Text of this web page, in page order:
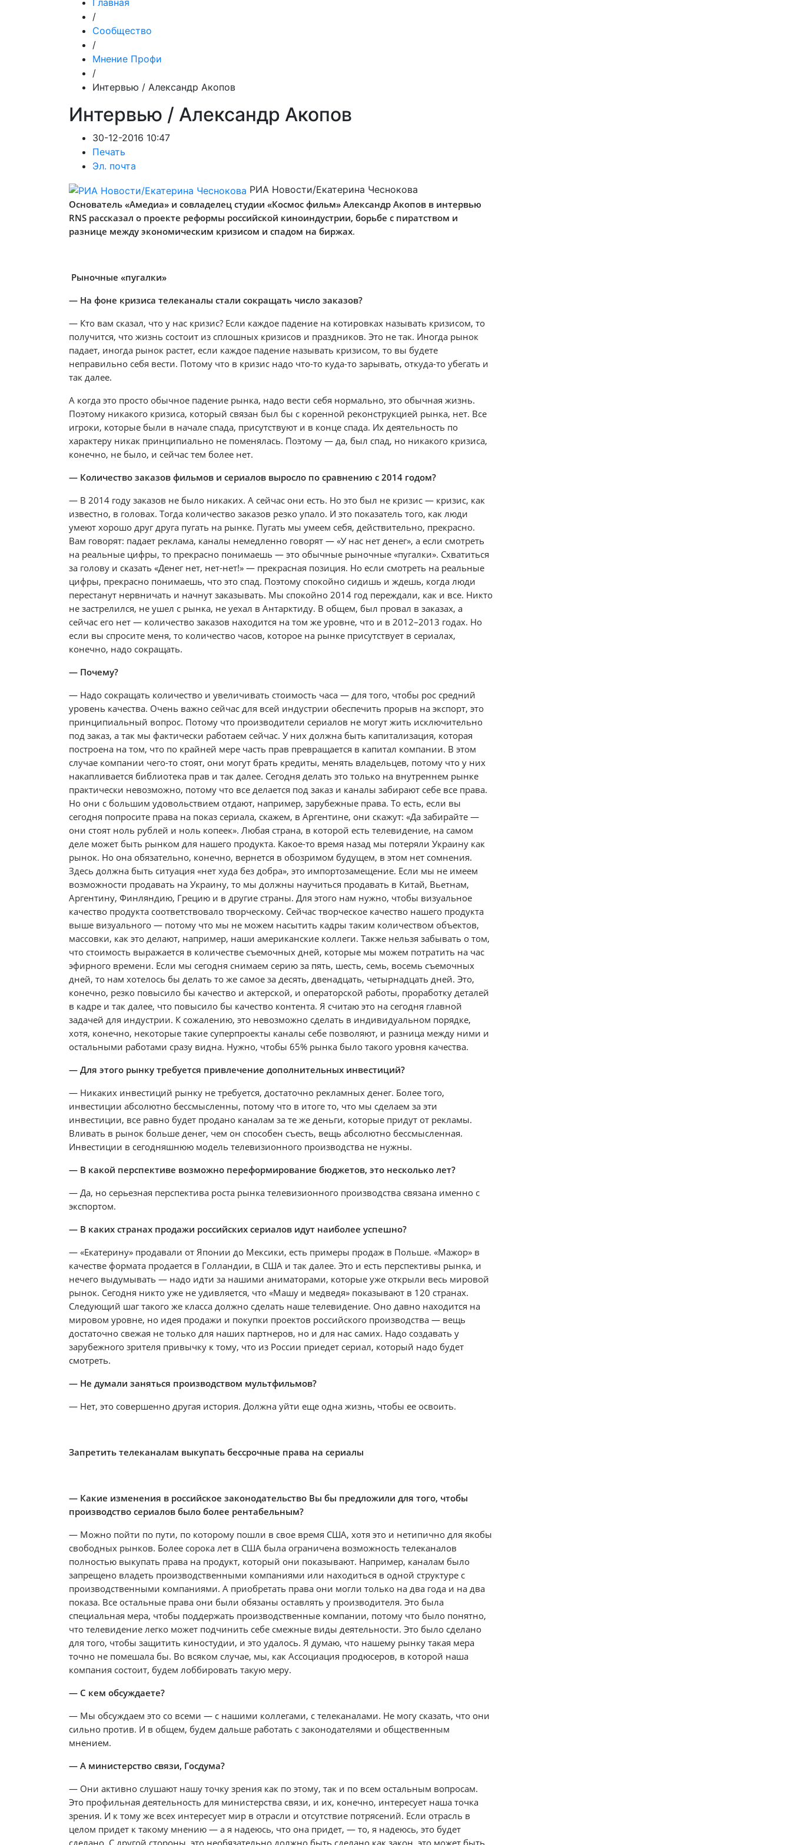
Главная
/
Сообщество
/
Мнение Профи
/
Интервью / Александр Акопов
Интервью / Александр Акопов
30-12-2016 10:47
Печать
Эл. почта
РИА Новости/Екатерина Чеснокова
Основатель «Амедиа» и совладелец студии «Космос фильм» Александр Акопов в интервью
RNS рассказал о проекте реформы российской киноиндустрии, борьбе с пиратством и
разнице между экономическим кризисом и спадом на биржах.
Рыночные «пугалки»
— На фоне кризиса телеканалы стали сокращать число заказов?
— Кто вам сказал, что у нас кризис? Если каждое падение на котировках называть кризисом, то
получится, что жизнь состоит из сплошных кризисов и праздников. Это не так. Иногда рынок
падает, иногда рынок растет, если каждое падение называть кризисом, то вы будете
неправильно себя вести. Потому что в кризис надо что-то куда-то зарывать, откуда-то убегать и
так далее.
А когда это просто обычное падение рынка, надо вести себя нормально, это обычная жизнь.
Поэтому никакого кризиса, который связан был бы с коренной реконструкцией рынка, нет. Все
игроки, которые были в начале спада, присутствуют и в конце спада. Их деятельность по
характеру никак принципиально не поменялась. Поэтому — да, был спад, но никакого кризиса,
конечно, не было, и сейчас тем более нет.
— Количество заказов фильмов и сериалов выросло по сравнению с 2014 годом?
— В 2014 году заказов не было никаких. А сейчас они есть. Но это был не кризис — кризис, как
известно, в головах. Тогда количество заказов резко упало. И это показатель того, как люди
умеют хорошо друг друга пугать на рынке. Пугать мы умеем себя, действительно, прекрасно.
Вам говорят: падает реклама, каналы немедленно говорят — «У нас нет денег», а если смотреть
на реальные цифры, то прекрасно понимаешь — это обычные рыночные «пугалки». Схватиться
за голову и сказать «Денег нет, нет-нет!» — прекрасная позиция. Но если смотреть на реальные
цифры, прекрасно понимаешь, что это спад. Поэтому спокойно сидишь и ждешь, когда люди
перестанут нервничать и начнут заказывать. Мы спокойно 2014 год переждали, как и все. Никто
не застрелился, не ушел с рынка, не уехал в Антарктиду. В общем, был провал в заказах, а
сейчас его нет — количество заказов находится на том же уровне, что и в 2012–2013 годах. Но
если вы спросите меня, то количество часов, которое на рынке присутствует в сериалах,
конечно, надо сокращать.
— Почему?
— Надо сокращать количество и увеличивать стоимость часа — для того, чтобы рос средний
уровень качества. Очень важно сейчас для всей индустрии обеспечить прорыв на экспорт, это
принципиальный вопрос. Потому что производители сериалов не могут жить исключительно
под заказ, а так мы фактически работаем сейчас. У них должна быть капитализация, которая
построена на том, что по крайней мере часть прав превращается в капитал компании. В этом
случае компании чего-то стоят, они могут брать кредиты, менять владельцев, потому что у них
накапливается библиотека прав и так далее. Сегодня делать это только на внутреннем рынке
практически невозможно, потому что все делается под заказ и каналы забирают себе все права.
Но они с большим удовольствием отдают, например, зарубежные права. То есть, если вы
сегодня попросите права на показ сериала, скажем, в Аргентине, они скажут: «Да забирайте —
они стоят ноль рублей и ноль копеек». Любая страна, в которой есть телевидение, на самом
деле может быть рынком для нашего продукта. Какое-то время назад мы потеряли Украину как
рынок. Но она обязательно, конечно, вернется в обозримом будущем, в этом нет сомнения.
Здесь должна быть ситуация «нет худа без добра», это импортозамещение. Если мы не имеем
возможности продавать на Украину, то мы должны научиться продавать в Китай, Вьетнам,
Аргентину, Финляндию, Грецию и в другие страны. Для этого нам нужно, чтобы визуальное
качество продукта соответствовало творческому. Сейчас творческое качество нашего продукта
выше визуального — потому что мы не можем насытить кадры таким количеством объектов,
массовки, как это делают, например, наши американские коллеги. Также нельзя забывать о том,
что стоимость выражается в количестве съемочных дней, которые мы можем потратить на час
эфирного времени. Если мы сегодня снимаем серию за пять, шесть, семь, восемь съемочных
дней, то нам хотелось бы делать то же самое за десять, двенадцать, четырнадцать дней. Это,
конечно, резко повысило бы качество и актерской, и операторской работы, проработку деталей
в кадре и так далее, что повысило бы качество контента. Я считаю это на сегодня главной
задачей для индустрии. К сожалению, это невозможно сделать в индивидуальном порядке,
хотя, конечно, некоторые такие суперпроекты каналы себе позволяют, и разница между ними и
остальными работами сразу видна. Нужно, чтобы 65% рынка было такого уровня качества.
— Для этого рынку требуется привлечение дополнительных инвестиций?
— Никаких инвестиций рынку не требуется, достаточно рекламных денег. Более того,
инвестиции абсолютно бессмысленны, потому что в итоге то, что мы сделаем за эти
инвестиции, все равно будет продано каналам за те же деньги, которые придут от рекламы.
Вливать в рынок больше денег, чем он способен съесть, вещь абсолютно бессмысленная.
Инвестиции в сегодняшнюю модель телевизионного производства не нужны.
— В какой перспективе возможно переформирование бюджетов, это несколько лет?
— Да, но серьезная перспектива роста рынка телевизионного производства связана именно с
экспортом.
— В каких странах продажи российских сериалов идут наиболее успешно?
— «Екатерину» продавали от Японии до Мексики, есть примеры продаж в Польше. «Мажор» в
качестве формата продается в Голландии, в США и так далее. Это и есть перспективы рынка, и
нечего выдумывать — надо идти за нашими аниматорами, которые уже открыли весь мировой
рынок. Сегодня никто уже не удивляется, что «Машу и медведя» показывают в 120 странах.
Следующий шаг такого же класса должно сделать наше телевидение. Оно давно находится на
мировом уровне, но идея продажи и покупки проектов российского производства — вещь
достаточно свежая не только для наших партнеров, но и для нас самих. Надо создавать у
зарубежного зрителя привычку к тому, что из России приедет сериал, который надо будет
смотреть.
— Не думали заняться производством мультфильмов?
— Нет, это совершенно другая история. Должна уйти еще одна жизнь, чтобы ее освоить.
Запретить телеканалам выкупать бессрочные права на сериалы
— Какие изменения в российское законодательство Вы бы предложили для того, чтобы
производство сериалов было более рентабельным?
— Можно пойти по пути, по которому пошли в свое время США, хотя это и нетипично для якобы
свободных рынков. Более сорока лет в США была ограничена возможность телеканалов
полностью выкупать права на продукт, который они показывают. Например, каналам было
запрещено владеть производственными компаниями или находиться в одной структуре с
производственными компаниями. А приобретать права они могли только на два года и на два
показа. Все остальные права они были обязаны оставлять у производителя. Это была
специальная мера, чтобы поддержать производственные компании, потому что было понятно,
что телевидение легко может подчинить себе смежные виды деятельности. Это было сделано
для того, чтобы защитить киностудии, и это удалось. Я думаю, что нашему рынку такая мера
точно не помешала бы. Во всяком случае, мы, как Ассоциация продюсеров, в которой наша
компания состоит, будем лоббировать такую меру.
— С кем обсуждаете?
— Мы обсуждаем это со всеми — с нашими коллегами, с телеканалами. Не могу сказать, что они
сильно против. И в общем, будем дальше работать с законодателями и общественным
мнением.
— А министерство связи, Госдума?
— Они активно слушают нашу точку зрения как по этому, так и по всем остальным вопросам.
Это профильная деятельность для министерства связи, и их, конечно, интересует наша точка
зрения. И к тому же всех интересует мир в отрасли и отсутствие потрясений. Если отрасль в
целом придет к такому мнению — а я надеюсь, что она придет, — то, я надеюсь, это будет
сделано. С другой стороны, это необязательно должно быть сделано как закон, это может быть